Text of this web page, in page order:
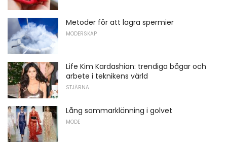
Metoder för att lagra spermier
MODERSKAP
Life Kim Kardashian: trendiga bågar och
arbete i teknikens värld
STJÄRNA
Lång sommarklänning i golvet
MODE